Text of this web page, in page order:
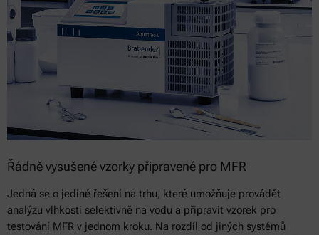
Řádně vysušené vzorky připravené pro MFR
Jedná se o jediné řešení na trhu, které umožňuje provádět
analýzu vlhkosti selektivně na vodu a připravit vzorek pro
testování MFR v jednom kroku. Na rozdíl od jiných systémů